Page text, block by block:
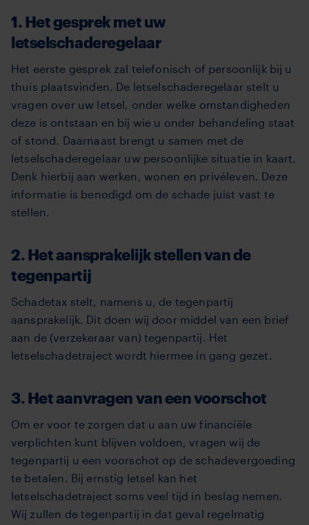
1. Het gesprek met uw
letselschaderegelaar
Het eerste gesprek zal telefonisch of persoonlijk bij u
thuis plaatsvinden. De letselschaderegelaar stelt u
vragen over uw letsel, onder welke omstandigheden
deze is ontstaan en bij wie u onder behandeling staat
of stond. Daarnaast brengt u samen met de
letselschaderegelaar uw persoonlijke situatie in kaart.
Denk hierbij aan werken, wonen en privéleven. Deze
informatie is benodigd om de schade juist vast te
stellen.
2. Het aansprakelijk stellen van de
tegenpartij
Schadetax stelt, namens u, de tegenpartij
aansprakelijk. Dit doen wij door middel van een brief
aan de (verzekeraar van) tegenpartij. Het
letselschadetraject wordt hiermee in gang gezet.
3. Het aanvragen van een voorschot
Om er voor te zorgen dat u aan uw financiële
verplichten kunt blijven voldoen, vragen wij de
tegenpartij u een voorschot op de schadevergoeding
te betalen. Bij ernstig letsel kan het
letselschadetraject soms veel tijd in beslag nemen.
Wij zullen de tegenpartij in dat geval regelmatig